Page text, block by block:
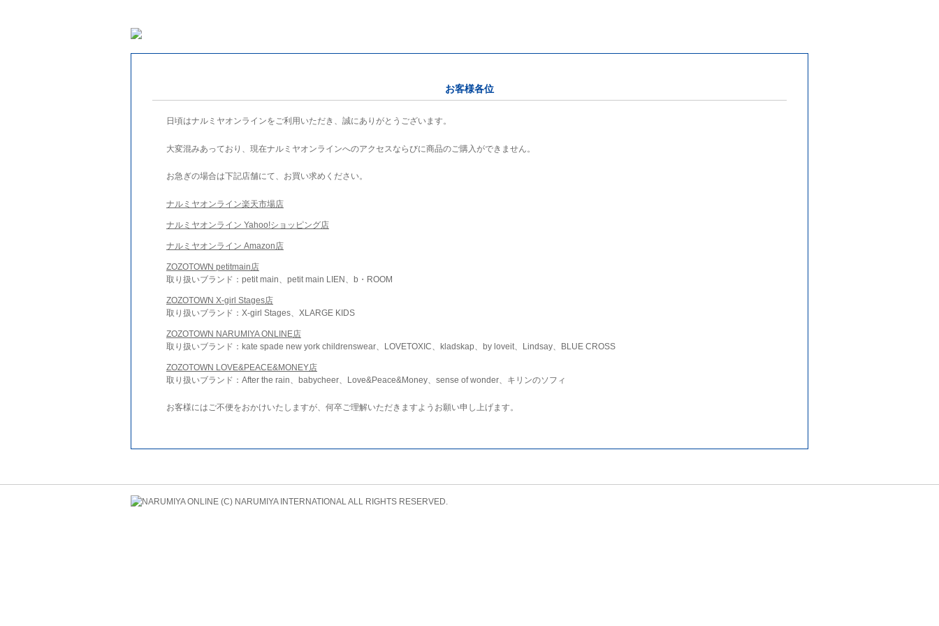
お客様各位
日頃はナルミヤオンラインをご利用いただき、誠にありがとうございます。
大変混みあっており、現在ナルミヤオンラインへのアクセスならびに商品のご購入ができません。
お急ぎの場合は下記店舗にて、お買い求めください。
ナルミヤオンライン楽天市場店
ナルミヤオンライン Yahoo!ショッピング店
ナルミヤオンライン Amazon店
ZOZOTOWN petitmain店
取り扱いブランド：petit main、petit main LIEN、b・ROOM
ZOZOTOWN X-girl Stages店
取り扱いブランド：X-girl Stages、XLARGE KIDS
ZOZOTOWN NARUMIYA ONLINE店
取り扱いブランド：kate spade new york childrenswear、LOVETOXIC、kladskap、by loveit、Lindsay、BLUE CROSS
ZOZOTOWN LOVE&PEACE&MONEY店
取り扱いブランド：After the rain、babycheer、Love&Peace&Money、sense of wonder、キリンのソフィ
お客様にはご不便をおかけいたしますが、何卒ご理解いただきますようお願い申し上げます。